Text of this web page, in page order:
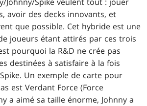
avoir des decks innovants, et
que possible. Cet hybride est une
joueurs étant attirés par ces trois
pourquoi la R&D ne crée pas
destinées à satisfaire à la fois
Un exemple de carte pour
estVerdant Force (Force
a aimé sa taille énorme, Johnny a